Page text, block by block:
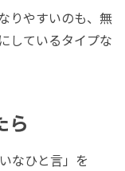
りやすいのも、無
しているタイプな
ら
なひと言」を